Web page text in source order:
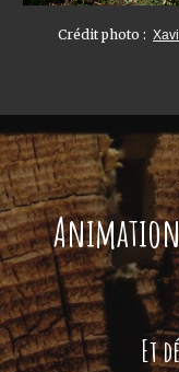
Crédit photo :
Et